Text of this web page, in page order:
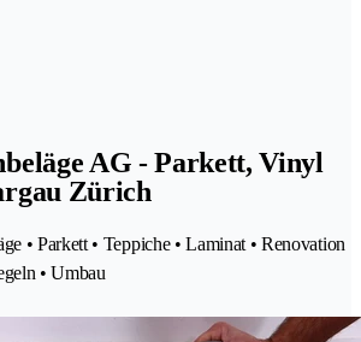
AG - Parkett, Vinyl
Zürich
• Parkett • Teppiche • Laminat • Renovation
• Umbau